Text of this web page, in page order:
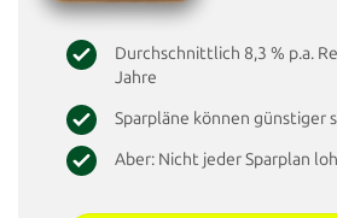
Durchschnittlich 8,3 % p.a.
Jahre
Sparpläne können günstiger
Aber: Nicht jeder Sparplan